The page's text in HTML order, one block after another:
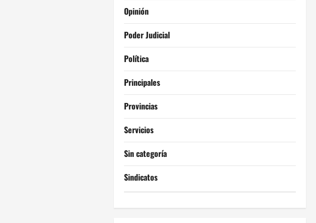
Opinión
Poder Judicial
Política
Principales
Provincias
Servicios
Sin categoría
Sindicatos